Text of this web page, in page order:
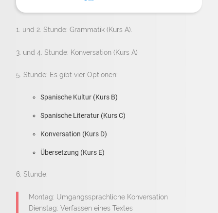
1. und 2. Stunde: Grammatik (Kurs A).
3. und 4. Stunde: Konversation (Kurs A)
5. Stunde: Es gibt vier Optionen:
Spanische Kultur (Kurs B)
Spanische Literatur (Kurs C)
Konversation (Kurs D)
Übersetzung (Kurs E)
6. Stunde:
Montag: Umgangssprachliche Konversation
Dienstag: Verfassen eines Textes